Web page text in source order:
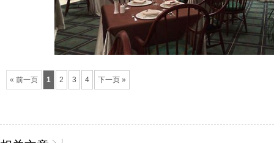
« 前一页 1 2 3 4 下一页 »